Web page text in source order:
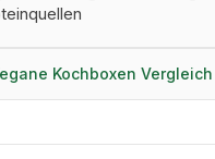
Kochboxen